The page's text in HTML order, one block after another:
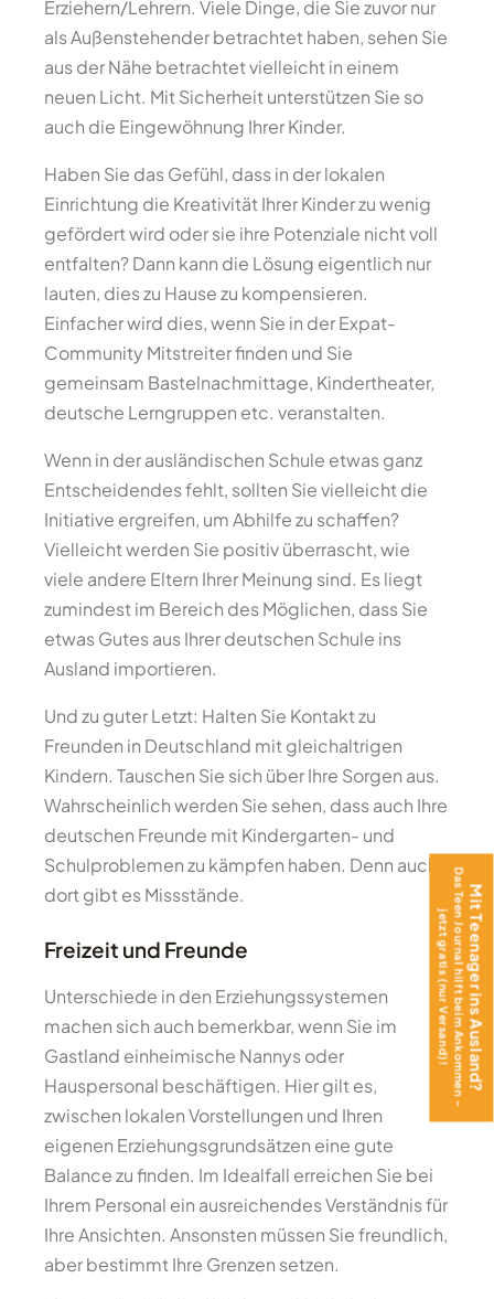
Erziehern/Lehrern. Viele Dinge, die Sie zuvor nur
als Außenstehender betrachtet haben, sehen Sie
aus der Nähe betrachtet vielleicht in einem
neuen Licht. Mit Sicherheit unterstützen Sie so
auch die Eingewöhnung Ihrer Kinder.
Haben Sie das Gefühl, dass in der lokalen
Einrichtung die Kreativität Ihrer Kinder zu wenig
gefördert wird oder sie ihre Potenziale nicht voll
entfalten? Dann kann die Lösung eigentlich nur
lauten, dies zu Hause zu kompensieren.
Einfacher wird dies, wenn Sie in der Expat-
Community Mitstreiter finden und Sie
gemeinsam Bastelnachmittage, Kindertheater,
deutsche Lerngruppen etc. veranstalten.
Wenn in der ausländischen Schule etwas ganz
Entscheidendes fehlt, sollten Sie vielleicht die
Initiative ergreifen, um Abhilfe zu schaffen?
Vielleicht werden Sie positiv überrascht, wie
viele andere Eltern Ihrer Meinung sind. Es liegt
zumindest im Bereich des Möglichen, dass Sie
etwas Gutes aus Ihrer deutschen Schule ins
Ausland importieren.
Und zu guter Letzt: Halten Sie Kontakt zu
Freunden in Deutschland mit gleichaltrigen
Kindern. Tauschen Sie sich über Ihre Sorgen aus.
Wahrscheinlich werden Sie sehen, dass auch Ihre
deutschen Freunde mit Kindergarten- und
Schulproblemen zu kämpfen haben. Denn auch
dort gibt es Missstände.
Freizeit und Freunde
Unterschiede in den Erziehungssystemen
machen sich auch bemerkbar, wenn Sie im
Gastland einheimische Nannys oder
Hauspersonal beschäftigen. Hier gilt es,
zwischen lokalen Vorstellungen und Ihren
eigenen Erziehungsgrundsätzen eine gute
Balance zu finden. Im Idealfall erreichen Sie bei
Ihrem Personal ein ausreichendes Verständnis für
Ihre Ansichten. Ansonsten müssen Sie freundlich,
aber bestimmt Ihre Grenzen setzen.
Mit Teenager ins Ausland?
Das Teen Journal hilft beim Ankommen –
jetzt gratis (nur Versand)!